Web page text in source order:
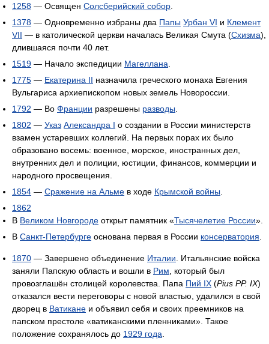
1258 — Освящен Солсберийский собор
1378 — Одновременно избраны два Папы Урбан VI и Клемент
VII — в католической церкви началась Великая Смута (Схизма),
длившаяся почти 40 лет.
1519 — Начало экспедиции Магеллана
1775 — Екатерина II назначила греческого монаха Евгения
Вульгариса архиепископом новых земель Новороссии.
1792 — Во Франции разрешены разводы
1802 — Указ Александра I о создании в России министерств
взамен устаревших коллегий. На первых порах их было
образовано восемь: военное, морское, иностранных дел,
внутренних дел и полиции, юстиции, финансов, коммерции и
народного просвещения.
1854 — Сражение на Альме в ходе Крымской войны
1862
В Великом Новгороде открыт памятник «Тысячелетие России».
В Санкт-Петербурге основана первая в России консерватория
1870 — Завершено объединение Италии . Итальянские войска
заняли Папскую область и вошли в Рим , который был
провозглашён столицей королевства. Папа Пий IX (Pius PP. IX)
отказался вести переговоры с новой властью, удалился в свой
дворец в Ватикане и объявил себя и своих преемников на
папском престоле «ватиканскими пленниками». Такое
положение сохранялось до 1929 года